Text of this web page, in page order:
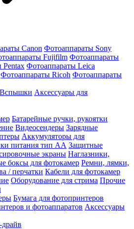
Canon Фотоаппараты Sony
Fujifilm Фотоаппараты
Pentax Фотоаппараты Leica
Фотоаппараты Ricoh Фотоаппараты
Вспышки Аксессуары для
Батарейные ручки, рукоятки
Видеосендеры Зарядные
Аккумуляторы для
питания тип АА Защитные
экраны Наглазники,
боксы для фотокамер Ремни, лямки,
/ перчатки Кабели для фотокамер
Оборудование для стрима Прочие
Бумага для фотопринтеров
и фотоаппаратов Аксессуары
драйв